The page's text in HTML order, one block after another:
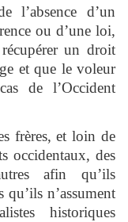
l’absence d’un
ou d’une loi,
un droit
et que le voleur
de l’Occident
frères, et loin de
occidentaux, des
afin qu’ils
qu’ils n’assument
historiques